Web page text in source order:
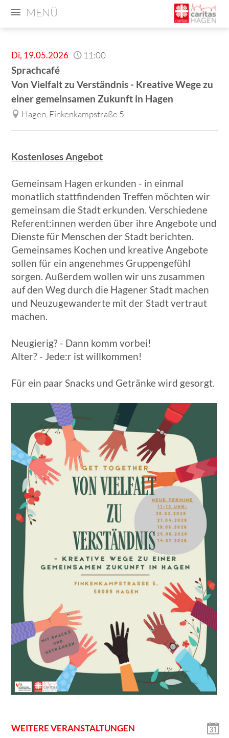
MENÜ
Di, 19.05.2026 11:00
Sprachcafé
Von Vielfalt zu Verständnis - Kreative Wege zu
einer gemeinsamen Zukunft in Hagen
Hagen, Finkenkampstraße 5
Kostenloses Angebot
Gemeinsam Hagen erkunden - in einmal
monatlich stattfindenden Treffen möchten wir
gemeinsam die Stadt erkunden. Verschiedene
Referent:innen werden über ihre Angebote und
Dienste für Menschen der Stadt berichten.
Gemeinsames Kochen und kreative Angebote
sollen für ein angenehmes Gruppengefühl
sorgen. Außerdem wollen wir uns zusammen
auf den Weg durch die Hagener Stadt machen
und Neuzugewanderte mit der Stadt vertraut
machen.
Neugierig? - Dann komm vorbei!
Alter? - Jede:r ist willkommen!
Für ein paar Snacks und Getränke wird gesorgt.
WEITERE VERANSTALTUNGEN